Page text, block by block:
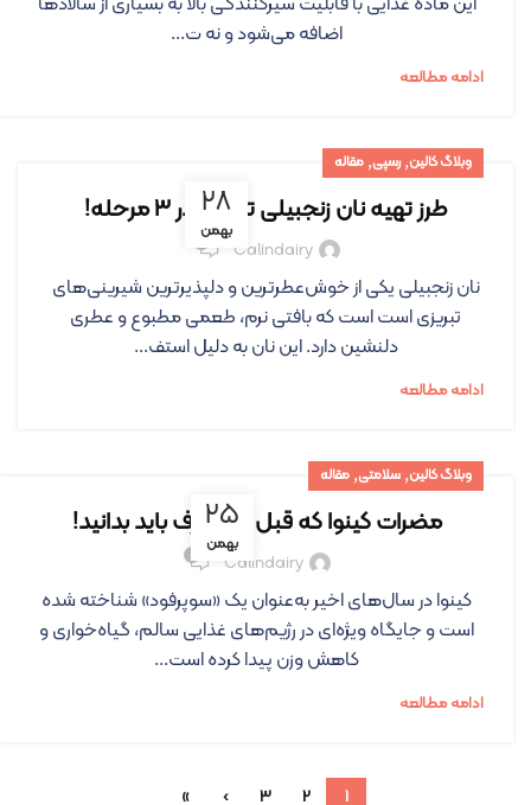
اضافه می‌شود و نه ت...
ادامه مطالعه
۲۸
بهمن
وبلاگ کالین,رسپی, مقاله
طرز تهیه نان زنجبیلی تبریزی در ۳ مرحله!
Calindairy ۰
نان زنجبیلی یکی از خوش‌عطرترین و دلپذیرترین شیرینی‌های
تبریزی است است که بافتی نرم، طعمی مطبوع و عطری
دلنشین دارد. این نان به دلیل استف...
ادامه مطالعه
۲۵
بهمن
وبلاگ کالین, سلامتی, مقاله
مضرات کینوا که قبل از مصرف باید بدانید!
Calindairy ۰
کینوا در سال‌های اخیر به‌عنوان یک «سوپرفود» شناخته شده
است و جایگاه ویژه‌ای در رژیم‌های غذایی سالم، گیاه‌خواری و
کاهش وزن پیدا کرده است...
ادامه مطالعه
1
2
3
›
»